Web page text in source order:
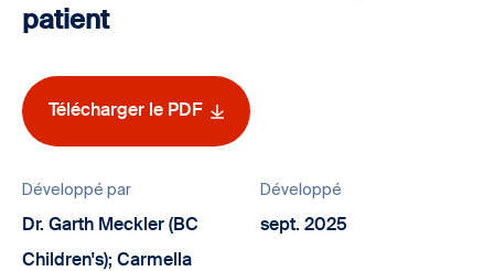
patient
Télécharger le PDF
Développé par
Dr. Garth Meckler (BC
Children's); Carmella
Développé
sept. 2025